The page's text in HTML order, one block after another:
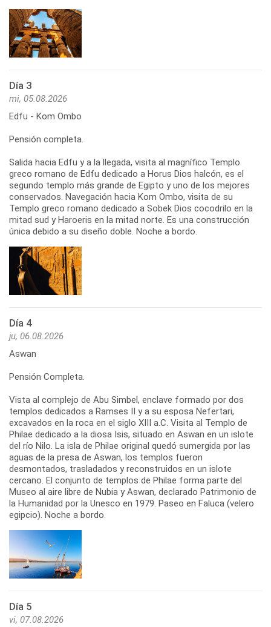
Día 3
mi, 05.08.2026
Edfu - Kom Ombo
Pensión completa.
Salida hacia Edfu y a la llegada, visita al magnífico Templo
greco romano de Edfu dedicado a Horus Dios halcón, es el
segundo templo más grande de Egipto y uno de los mejores
conservados. Navegación hacia Kom Ombo, visita de su
Templo greco romano dedicado a Sobek Dios cocodrilo en la
mitad sud y Haroeris en la mitad norte. Es una construcción
única debido a su diseño doble. Noche a bordo.
Día 4
ju, 06.08.2026
Aswan
Pensión Completa.
Vista al complejo de Abu Simbel, enclave formado por dos
templos dedicados a Ramses II y a su esposa Nefertari,
excavados en la roca en el siglo XIII a.C. Visita al Templo de
Philae dedicado a la diosa Isis, situado en Aswan en un islote
del río Nilo. La isla de Philae original quedó sumergida por las
aguas de la presa de Aswan, los templos fueron
desmontados, trasladados y reconstruidos en un islote
cercano. El conjunto de templos de Philae forma parte del
Museo al aire libre de Nubia y Aswan, declarado Patrimonio de
la Humanidad por la Unesco en 1979. Paseo en Faluca (velero
egipcio). Noche a bordo.
Día 5
vi, 07.08.2026